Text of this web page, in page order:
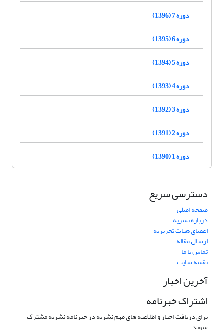
دوره 7 (1396)
دوره 6 (1395)
دوره 5 (1394)
دوره 4 (1393)
دوره 3 (1392)
دوره 2 (1391)
دوره 1 (1390)
دسترسی سریع
صفحه اصلی
درباره نشریه
اعضای هیات تحریریه
ارسال مقاله
تماس با ما
نقشه سایت
آخرین اخبار
اشتراک خبرنامه
برای دریافت اخبار و اطلاعیه های مهم نشریه در خبرنامه نشریه مشترک
شوید.